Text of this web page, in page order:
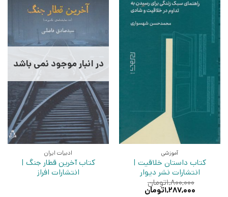
آموزشی
کتاب داستان خلاقیت |
انتشارات نشر دیوار
۱,۸۰۰,۰۰۰تومان
قیمت
۱,۲۸۷,۰۰۰تومان
در انبار موجود نمی باشد
ادبیات ایران
کتاب آخرین قطار جنگ |
انتشارات افراز